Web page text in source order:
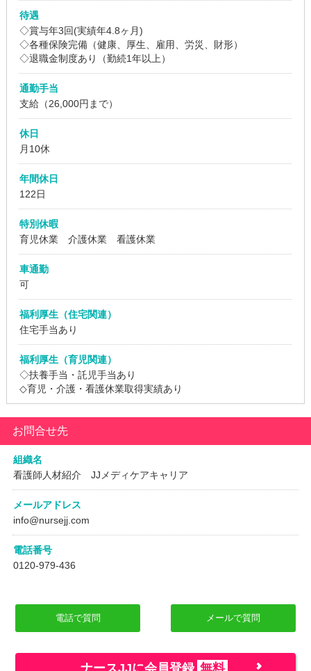
待遇
◇賞与年3回(実績年4.8ヶ月)
◇各種保険完備（健康、厚生、雇用、労災、財形）
◇退職金制度あり（勤続1年以上）
通勤手当
支給（26,000円まで）
休日
月10休
年間休日
122日
特別休暇
育児休業 介護休業 看護休業
車通勤
可
福利厚生（住宅関連）
住宅手当あり
福利厚生（育児関連）
◇扶養手当・託児手当あり
◇育児・介護・看護休業取得実績あり
お問合せ先
組織名
看護師人材紹介 JJメディケアキャリア
メールアドレス
info@nursejj.com
電話番号
0120-979-436
電話で質問 メールで質問
ナースJJに会員登録 無料